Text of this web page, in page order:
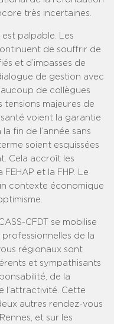
très incertaines.
palpable. Les
de souffrir de
et d’impasses de
de gestion avec
de collègues
majeures de
voient la garantie
fin de l’année sans
soient esquissées
Cela accroît les
et la FHP. Le
contexte économique
CFDT se mobilise
de la
régionaux sont
et sympathisants
de la
l’attractivité. Cette
autres rendez-vous
et sur les